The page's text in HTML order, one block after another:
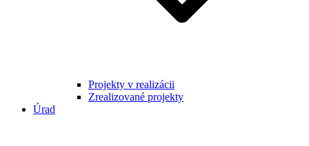
Projekty v realizácii
Zrealizované projekty
Úrad